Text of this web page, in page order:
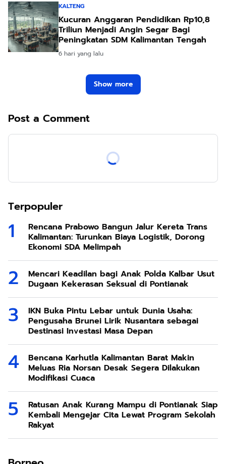
KALTENG
Kucuran Anggaran Pendidikan Rp10,8
Triliun Menjadi Angin Segar Bagi
Peningkatan SDM Kalimantan Tengah
6 hari yang lalu
Show more
Post a Comment
Terpopuler
Rencana Prabowo Bangun Jalur Kereta Trans
Kalimantan: Turunkan Biaya Logistik, Dorong
Ekonomi SDA Melimpah
Mencari Keadilan bagi Anak Polda Kalbar Usut
Dugaan Kekerasan Seksual di Pontianak
IKN Buka Pintu Lebar untuk Dunia Usaha:
Pengusaha Brunei Lirik Nusantara sebagai
Destinasi Investasi Masa Depan
Bencana Karhutla Kalimantan Barat Makin
Meluas Ria Norsan Desak Segera Dilakukan
Modifikasi Cuaca
Ratusan Anak Kurang Mampu di Pontianak Siap
Kembali Mengejar Cita Lewat Program Sekolah
Rakyat